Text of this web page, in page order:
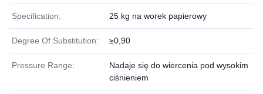
Specification: 25 kg na worek papierowy
Degree Of Substitution: ≥0,90
Pressure Range:
Nadaje się do wiercenia pod wysokim
ciśnieniem